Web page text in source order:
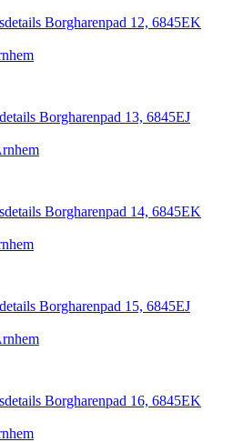
Borgharenpad 12, 6845EK
Borgharenpad 13, 6845EJ
Borgharenpad 14, 6845EK
Borgharenpad 15, 6845EJ
Borgharenpad 16, 6845EK